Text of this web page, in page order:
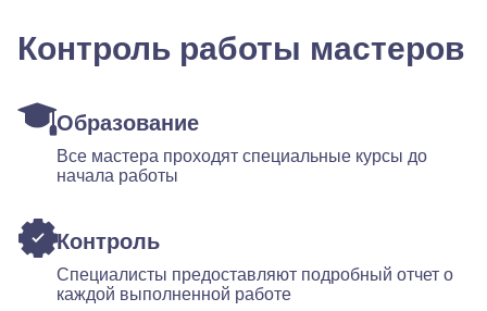
Контроль работы мастеров
Образование
Все мастера проходят специальные курсы до
начала работы
Контроль
Специалисты предоставляют подробный отчет о
каждой выполненной работе